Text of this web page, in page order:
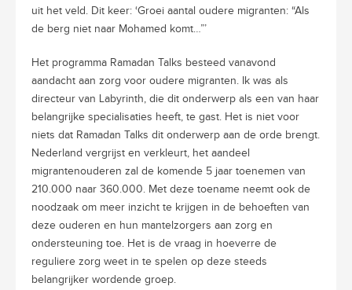
uit het veld. Dit keer: ‘Groei aantal oudere migranten: “Als
de berg niet naar Mohamed komt…”’
Het programma Ramadan Talks besteed vanavond
aandacht aan zorg voor oudere migranten. Ik was als
directeur van Labyrinth, die dit onderwerp als een van haar
belangrijke specialisaties heeft, te gast. Het is niet voor
niets dat Ramadan Talks dit onderwerp aan de orde brengt.
Nederland vergrijst en verkleurt, het aandeel
migrantenouderen zal de komende 5 jaar toenemen van
210.000 naar 360.000. Met deze toename neemt ook de
noodzaak om meer inzicht te krijgen in de behoeften van
deze ouderen en hun mantelzorgers aan zorg en
ondersteuning toe. Het is de vraag in hoeverre de
reguliere zorg weet in te spelen op deze steeds
belangrijker wordende groep.